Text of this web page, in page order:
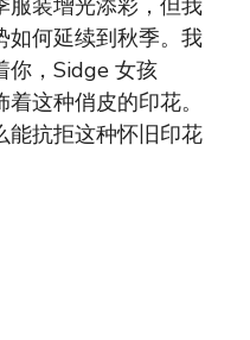
服装增光添彩，但我
如何延续到秋季。我
你，Sidge 女孩
这种俏皮的印花。
能抗拒这种怀旧印花